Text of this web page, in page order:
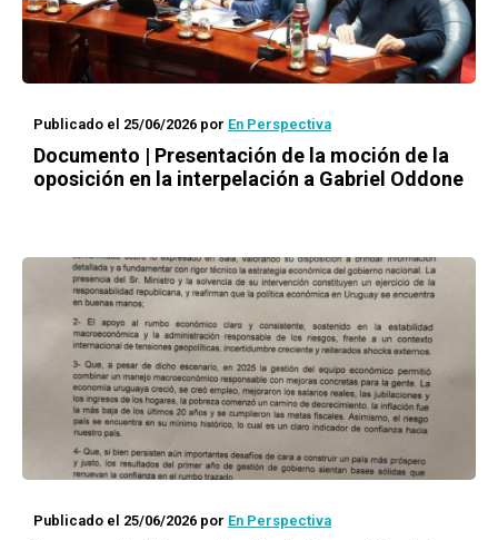
Publicado el 25/06/2026 por En Perspectiva
Documento | Presentación de la moción de la
oposición en la interpelación a Gabriel Oddone
Publicado el 25/06/2026 por En Perspectiva